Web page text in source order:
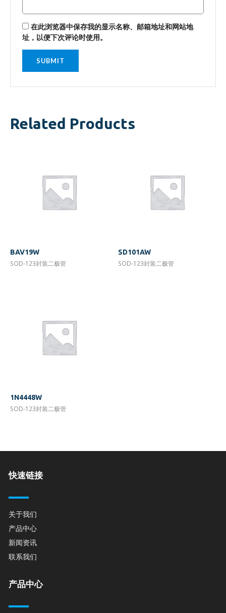
在此浏览器中保存我的显示名称、邮箱地址和网站地
址，以便下次评论时使用。
Related Products
BAV19W
SOD-123封装二极管
SD101AW
SOD-123封装二极管
1N4448W
SOD-123封装二极管
快速链接
关于我们
产品中心
新闻资讯
联系我们
产品中心